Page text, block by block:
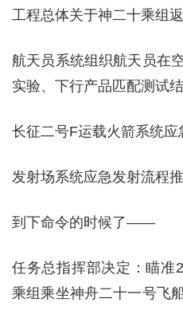
工程总体关于神二十乘组
航天员系统组织航天员在
实验、下行产品匹配测试结
长征二号F运载火箭系统应
发射场系统应急发射流程
到下命令的时候了——
任务总指挥部决定：瞄准
乘组乘坐神舟二十一号飞